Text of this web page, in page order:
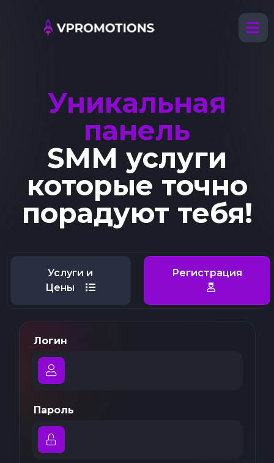
Уникальная
панель
SMM услуги
которые точно
порадуют тебя!
Услуги и
Цены
Регистрация
Логин
Пароль